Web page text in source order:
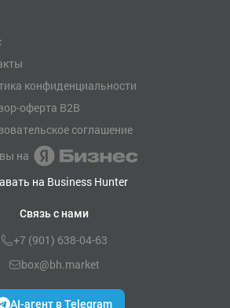
конфиденциальности
оферта B2B
соглашение
на
на Business Hunter
Связь с нами
+7 (901) 638-04-63
box@bh.market
AI-агент в Telegram